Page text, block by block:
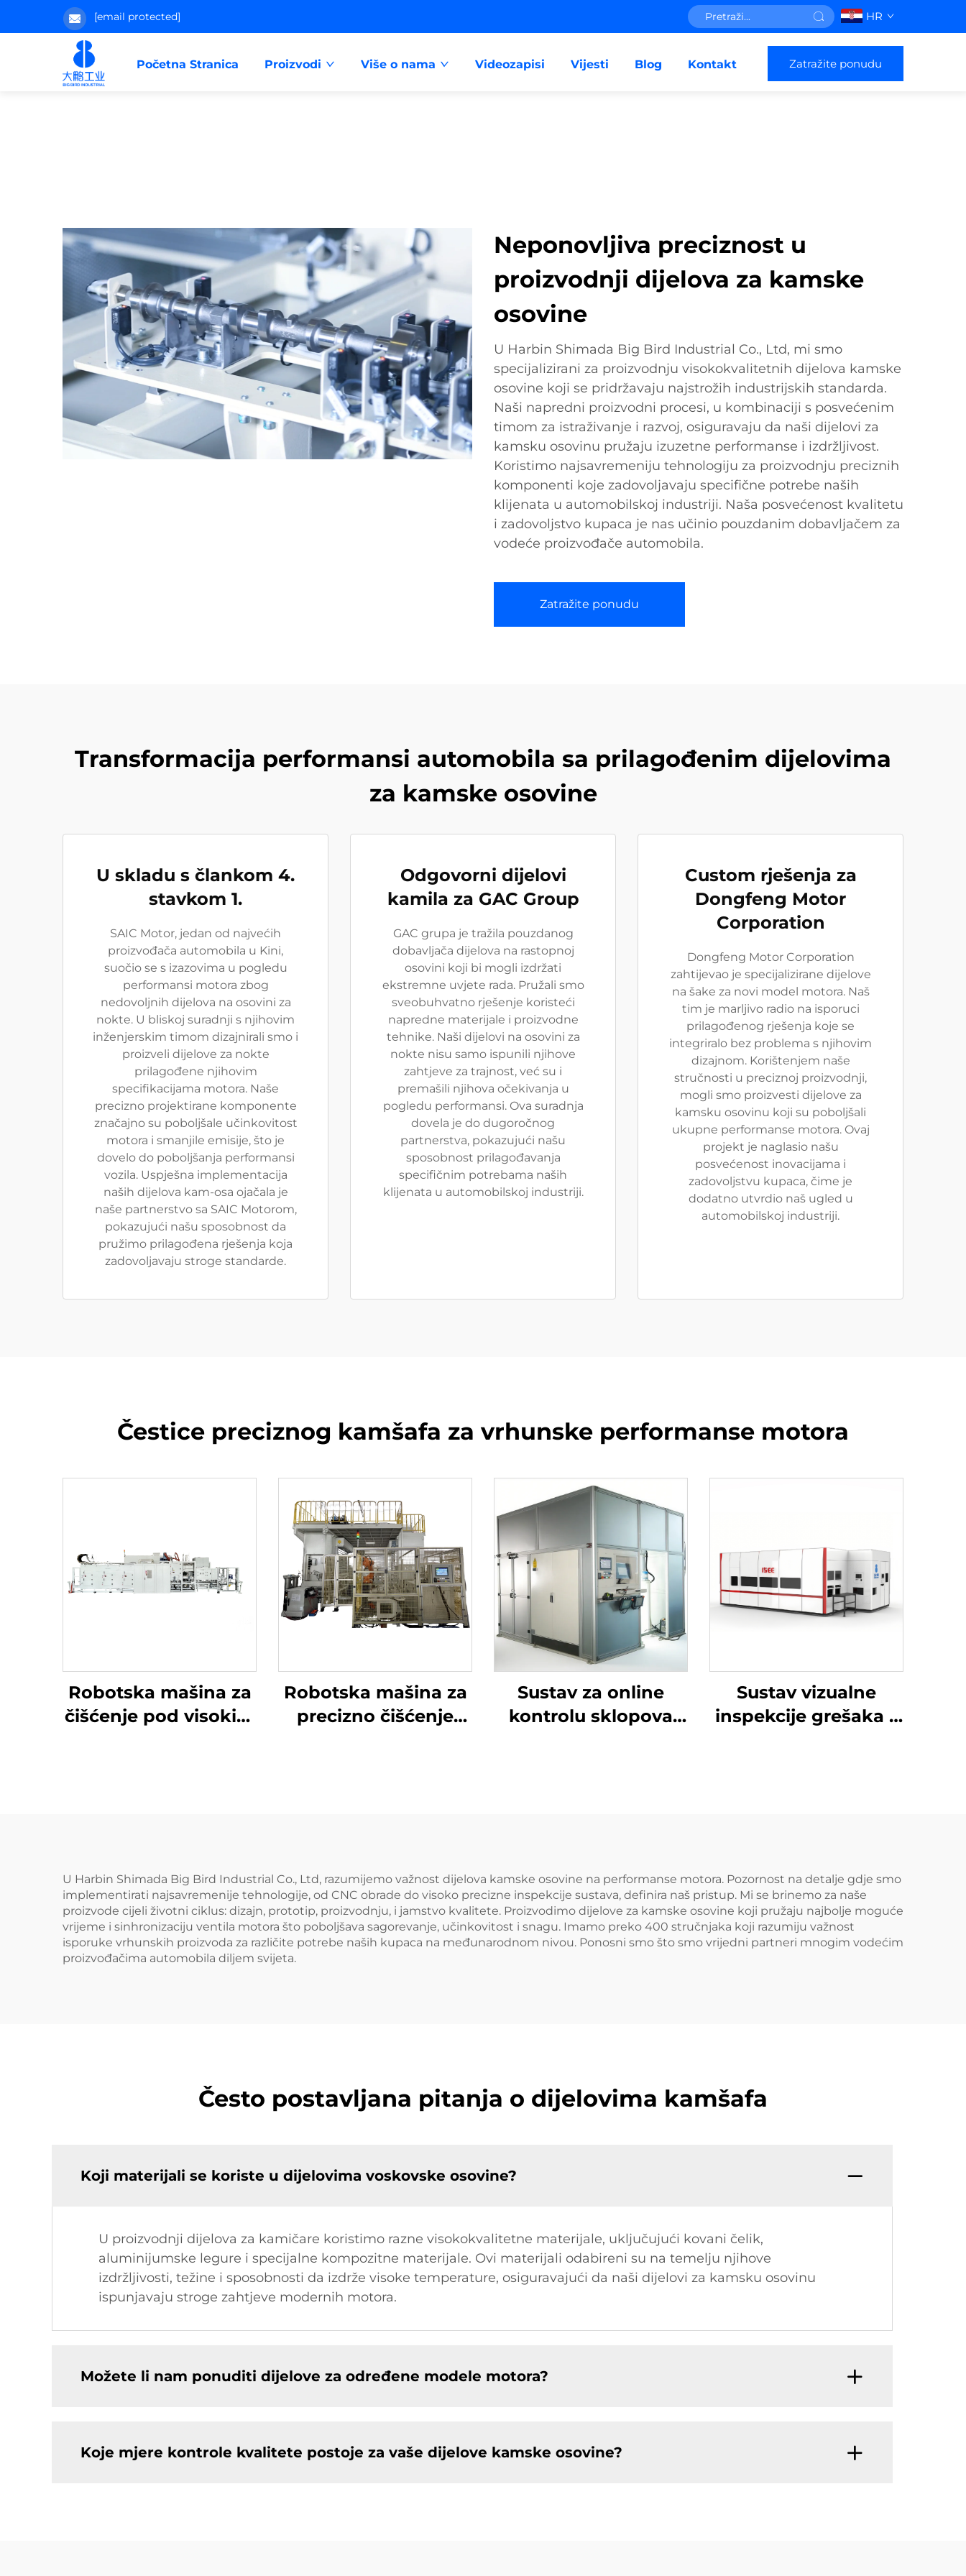
[email protected] HR
Početna Stranica Proizvodi Više o nama Videozapisi Vijesti Blog Kontakt Zatražite ponudu
Neponovljiva preciznost u
proizvodnji dijelova za kamske
osovine
U Harbin Shimada Big Bird Industrial Co., Ltd, mi smo
specijalizirani za proizvodnju visokokvalitetnih dijelova kamske
osovine koji se pridržavaju najstrožih industrijskih standarda.
Naši napredni proizvodni procesi, u kombinaciji s posvećenim
timom za istraživanje i razvoj, osiguravaju da naši dijelovi za
kamsku osovinu pružaju izuzetne performanse i izdržljivost.
Koristimo najsavremeniju tehnologiju za proizvodnju preciznih
komponenti koje zadovoljavaju specifične potrebe naših
klijenata u automobilskoj industriji. Naša posvećenost kvalitetu
i zadovoljstvo kupaca je nas učinio pouzdanim dobavljačem za
vodeće proizvođače automobila.
Zatražite ponudu
Transformacija performansi automobila sa prilagođenim dijelovima
za kamske osovine
U skladu s člankom 4.
stavkom 1.
SAIC Motor, jedan od najvećih
proizvođača automobila u Kini,
suočio se s izazovima u pogledu
performansi motora zbog
nedovoljnih dijelova na osovini za
nokte. U bliskoj suradnji s njihovim
inženjerskim timom dizajnirali smo i
proizveli dijelove za nokte
prilagođene njihovim
specifikacijama motora. Naše
precizno projektirane komponente
značajno su poboljšale učinkovitost
motora i smanjile emisije, što je
dovelo do poboljšanja performansi
vozila. Uspješna implementacija
naših dijelova kam-osa ojačala je
naše partnerstvo sa SAIC Motorom,
pokazujući našu sposobnost da
pružimo prilagođena rješenja koja
zadovoljavaju stroge standarde.
Odgovorni dijelovi
kamila za GAC Group
GAC grupa je tražila pouzdanog
dobavljača dijelova na rastopnoj
osovini koji bi mogli izdržati
ekstremne uvjete rada. Pružali smo
sveobuhvatno rješenje koristeći
napredne materijale i proizvodne
tehnike. Naši dijelovi na osovini za
nokte nisu samo ispunili njihove
zahtjeve za trajnost, već su i
premašili njihova očekivanja u
pogledu performansi. Ova suradnja
dovela je do dugoročnog
partnerstva, pokazujući našu
sposobnost prilagođavanja
specifičnim potrebama naših
klijenata u automobilskoj industriji.
Custom rješenja za
Dongfeng Motor
Corporation
Dongfeng Motor Corporation
zahtijevao je specijalizirane dijelove
na šake za novi model motora. Naš
tim je marljivo radio na isporuci
prilagođenog rješenja koje se
integriralo bez problema s njihovim
dizajnom. Korištenjem naše
stručnosti u preciznoj proizvodnji,
mogli smo proizvesti dijelove za
kamsku osovinu koji su poboljšali
ukupne performanse motora. Ovaj
projekt je naglasio našu
posvećenost inovacijama i
zadovoljstvu kupaca, čime je
dodatno utvrdio naš ugled u
automobilskoj industriji.
Čestice preciznog kamšafa za vrhunske performanse motora
Robotska mašina za
čišćenje pod visokim
Robotska mašina za
precizno čišćenje
Sustav za online
kontrolu sklopova
Sustav vizualne
inspekcije grešaka –
U Harbin Shimada Big Bird Industrial Co., Ltd, razumijemo važnost dijelova kamske osovine na performanse motora. Pozornost na detalje gdje smo
implementirati najsavremenije tehnologije, od CNC obrade do visoko precizne inspekcije sustava, definira naš pristup. Mi se brinemo za naše
proizvode cijeli životni ciklus: dizajn, prototip, proizvodnju, i jamstvo kvalitete. Proizvodimo dijelove za kamske osovine koji pružaju najbolje moguće
vrijeme i sinhronizaciju ventila motora što poboljšava sagorevanje, učinkovitost i snagu. Imamo preko 400 stručnjaka koji razumiju važnost
isporuke vrhunskih proizvoda za različite potrebe naših kupaca na međunarodnom nivou. Ponosni smo što smo vrijedni partneri mnogim vodećim
proizvođačima automobila diljem svijeta.
Često postavljana pitanja o dijelovima kamšafa
Koji materijali se koriste u dijelovima voskovske osovine?
U proizvodnji dijelova za kamičare koristimo razne visokokvalitetne materijale, uključujući kovani čelik,
aluminijumske legure i specijalne kompozitne materijale. Ovi materijali odabireni su na temelju njihove
izdržljivosti, težine i sposobnosti da izdrže visoke temperature, osiguravajući da naši dijelovi za kamsku osovinu
ispunjavaju stroge zahtjeve modernih motora.
Možete li nam ponuditi dijelove za određene modele motora?
Koje mjere kontrole kvalitete postoje za vaše dijelove kamske osovine?